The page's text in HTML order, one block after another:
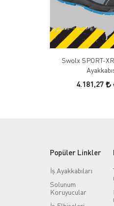
Swolx SPORT-
4.181,27
Popüler Linkler
İş Ayakkabıları
Solunum
Koruyucular